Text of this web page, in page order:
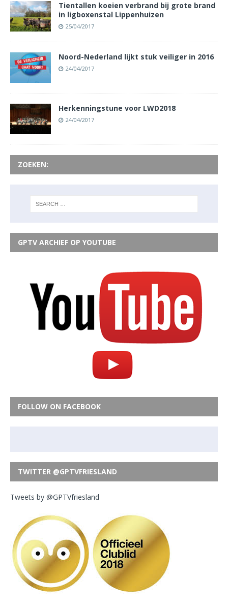
Tientallen koeien verbrand bij grote brand
in ligboxenstal Lippenhuizen
25/04/2017
Noord-Nederland lijkt stuk veiliger in 2016
24/04/2017
Herkenningstune voor LWD2018
24/04/2017
ZOEKEN:
GPTV ARCHIEF OP YOUTUBE
FOLLOW ON FACEBOOK
TWITTER @GPTVFRIESLAND
Tweets by @GPTVfriesland